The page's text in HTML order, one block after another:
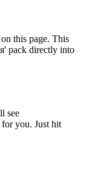
this page. This
pack directly into
see
you. Just hit